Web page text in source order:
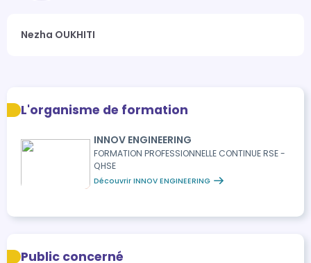
Nezha OUKHITI
L'organisme de formation
INNOV ENGINEERING
FORMATION PROFESSIONNELLE CONTINUE RSE -
QHSE
Découvrir INNOV ENGINEERING
Public concerné